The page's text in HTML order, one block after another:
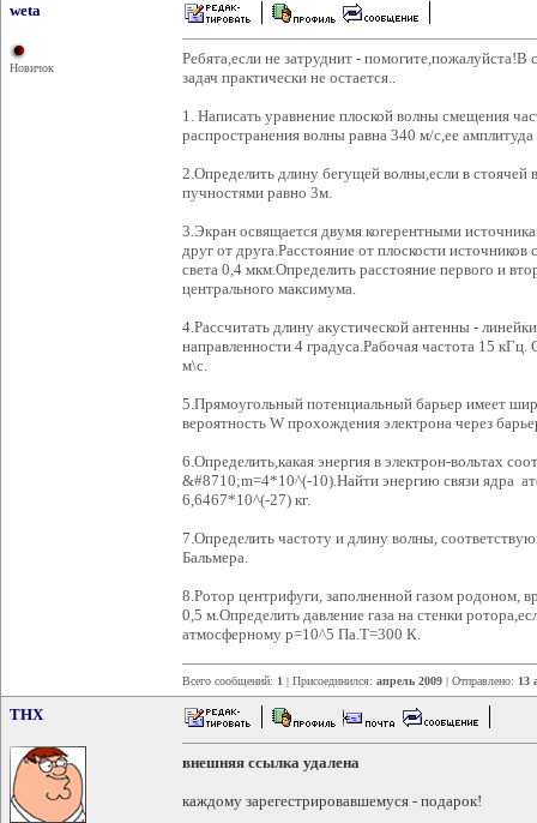
weta
Новичок
Ребята,если не затруднит -
задач практически не остается..
1. Написать уравнение плоской волны смещения
распространения волны равна 340 м/с,ее
2.Определить длину бегущей волны,если в
пучностями равно 3м.
3.Экран освящается двумя когерентными
друг от друга.Расстояние от плоскости
света 0,4 мкм.Определить расстояние первого и
центрального максимума.
4.Рассчитать длину акустической антенны -
направленности 4 градуса.Рабочая частота 15
м\с.
5.Прямоугольный потенциальный барьер имеет
вероятность W прохождения электрона через
6.Определить,какая энергия в электрон-вольтах
&#8710;m=4*10^(-10).Найти энергию связи ядра
6,6467*10^(-27) кг.
7.Определить частоту и длину волны,
Бальмера.
8.Ротор центрифуги, заполненной газом родоном,
0,5 м.Определить давление газа на стенки
атмосферному р=10^5 Па.Т=300 К.
Всего сообщений: 1 | Присоединился: апрель 2009 | Отправлено: 13
THX
внешняя ссылка удалена
каждому зарегестрировавшемуся - подарок!